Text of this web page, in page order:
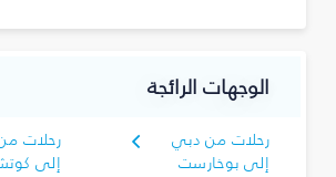
الوجهات الرائجة
رحلات من دبي
إلى بوخارست
رحلات
إلى